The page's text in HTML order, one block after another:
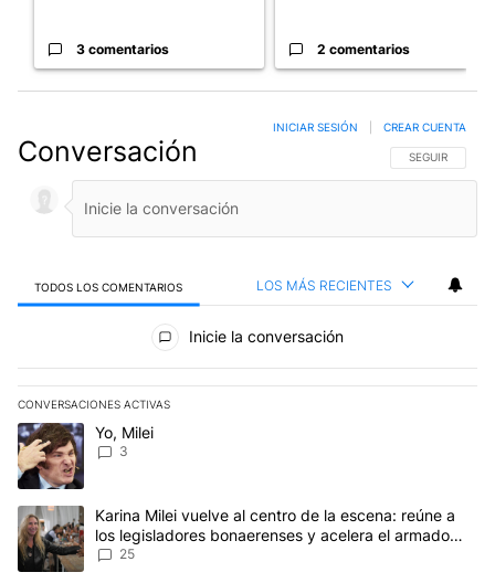
3 comentarios 2 comentarios
Conversación SIGA ESTA
SEGUIR
INICIAR SESIÓN CREAR CUENTA
TODOS LOS COMENTARIOS LOS MÁS RECIENTES
Todos los comentarios
Inicie la conversación
CONVERSACIONES ACTIVAS
Este listado muestra los artículos con más comentarios en los
Un artículo de tendencia con el título "Yo, Milei" con 3
Yo, Milei
3
Un artículo de tendencia con el título "Karina Milei vuelve al
Karina Milei vuelve al centro de la escena: reúne a
los legisladores bonaerenses y acelera el armado
para 2027
25